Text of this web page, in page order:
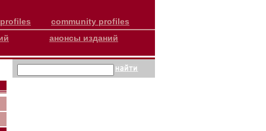
community profiles
анонсы изданий